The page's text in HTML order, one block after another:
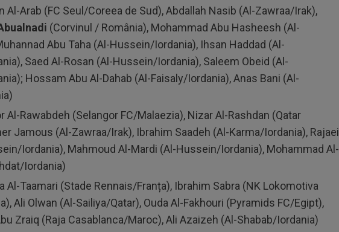
Al-Arab (FC Seul/Coreea de Sud), Abdallah Nasib (Al-Zawraa/Irak),
(Corvinul / România), Mohammad Abu Hasheesh (Al-
Abu Taha (Al-Hussein/Iordania), Ihsan Haddad (Al-
Saed Al-Rosan (Al-Hussein/Iordania), Saleem Obeid (Al-
Hossam Abu Al-Dahab (Al-Faisaly/Iordania), Anas Bani (Al-
Al-Rawabdeh (Selangor FC/Malaezia), Nizar Al-Rashdan (Qatar
Jamous (Al-Zawraa/Irak), Ibrahim Saadeh (Al-Karma/Iordania), Rajaei
Iordania), Mahmoud Al-Mardi (Al-Hussein/Iordania), Mohammad Al-
Iordania)
Al-Taamari (Stade Rennais/Franța), Ibrahim Sabra (NK Lokomotiva
Ali Olwan (Al-Sailiya/Qatar), Ouda Al-Fakhouri (Pyramids FC/Egipt),
Zraiq (Raja Casablanca/Maroc), Ali Azaizeh (Al-Shabab/Iordania)